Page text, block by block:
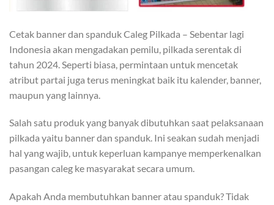
Cetak banner dan spanduk Caleg Pilkada – Sebentar lagi
Indonesia akan mengadakan pemilu, pilkada serentak di
tahun 2024. Seperti biasa, permintaan untuk mencetak
atribut partai juga terus meningkat baik itu kalender, banner,
maupun yang lainnya.
Salah satu produk yang banyak dibutuhkan saat pelaksanaan
pilkada yaitu banner dan spanduk. Ini seakan sudah menjadi
hal yang wajib, untuk keperluan kampanye memperkenalkan
pasangan caleg ke masyarakat secara umum.
Apakah Anda membutuhkan banner atau spanduk? Tidak